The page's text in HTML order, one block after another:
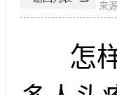
来
怎样